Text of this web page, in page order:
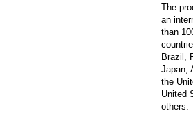
The
an
than
Brazil,
Japan,
the
United
others.